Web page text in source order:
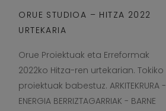
ORUE STUDIOA – HITZA 2022
URTEKARIA
Orue Proiektuak eta Erreformak
2022ko Hitza-ren urtekarian. Tokiko
proiektuak babestuz. ARKITEKRURA -
ENERGIA BERRIZTAGARRIAK - BARNE